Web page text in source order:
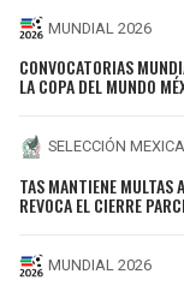
MUNDIAL 2026
CONVOCATORIAS
LA COPA DEL MUNDO
SELECCIÓN
TAS MANTIENE MULTAS
REVOCA EL CIERRE
MUNDIAL 2026